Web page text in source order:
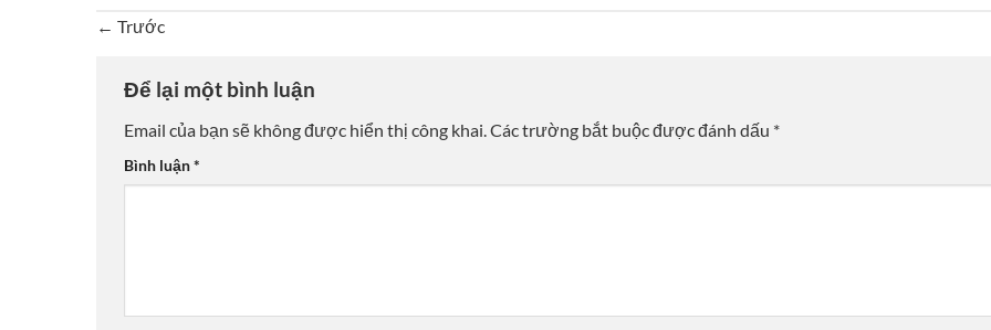
← Trước
Để lại một bình luận
Email của bạn sẽ không được hiển thị công khai.Các trường bắt buộc được đánh dấu *
Bình luận*